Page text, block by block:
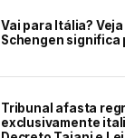
Vai para Itália?
Schengen significa
Tribunal afasta
exclusivamente